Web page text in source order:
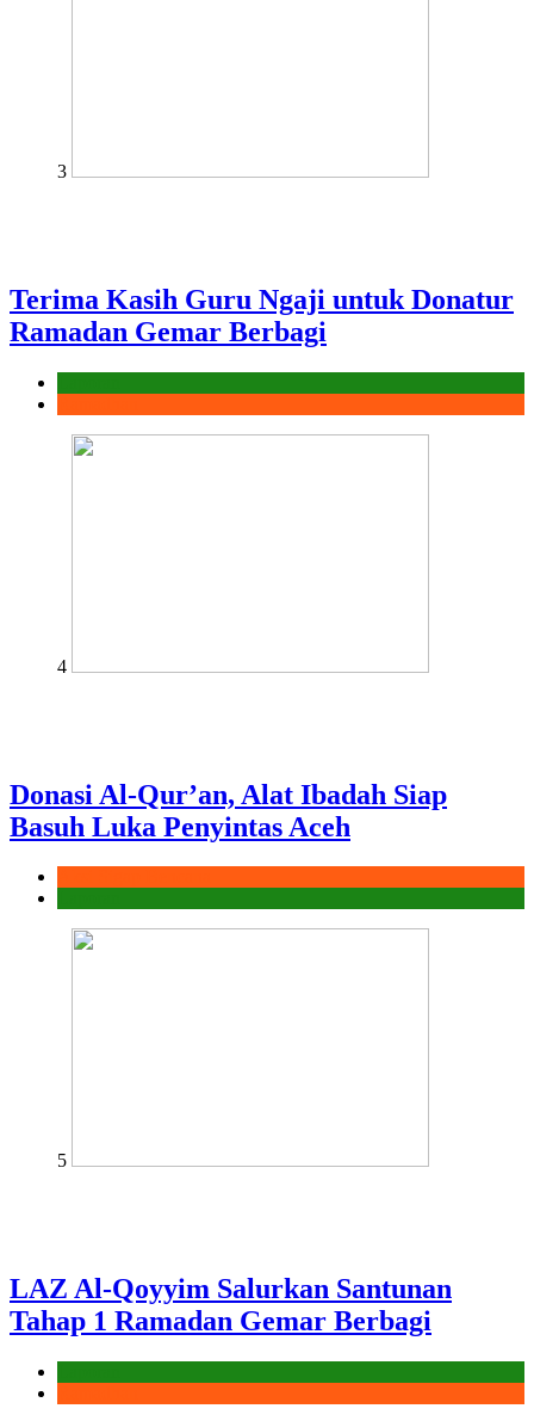
3
Terima Kasih Guru Ngaji untuk Donatur
Ramadan Gemar Berbagi
4
Donasi Al-Qur’an, Alat Ibadah Siap
Basuh Luka Penyintas Aceh
5
LAZ Al-Qoyyim Salurkan Santunan
Tahap 1 Ramadan Gemar Berbagi